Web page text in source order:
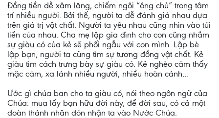
Đồng tiền dễ xâm lăng, chiếm ngôi “ông chủ” trong tâm
trí nhiều người. Bởi thế, người ta dễ đánh giá nhau dựa
trên giá trị vật chất. Người ta yêu nhau cũng nhìn vào túi
tiền của nhau. Cha mẹ lập gia đình cho con cũng nhắm
sự giàu có của kẻ sẽ phối ngẫu với con mình. Lập bè
lập bạn, người ta cũng tìm sự tương đồng vật chất. Kẻ
giàu tìm cách trưng bày sự giàu có. Kẻ nghèo cảm thấy
mặc cảm, xa lánh nhiều người, nhiều hoàn cảnh…
Ước gì chúa ban cho ta giàu có, nói theo ngôn ngữ của
Chúa: mua lấy bạn hữu đời này, để đời sau, có cả một
đoàn thánh nhân đón nhận ta vào Nước Chúa.